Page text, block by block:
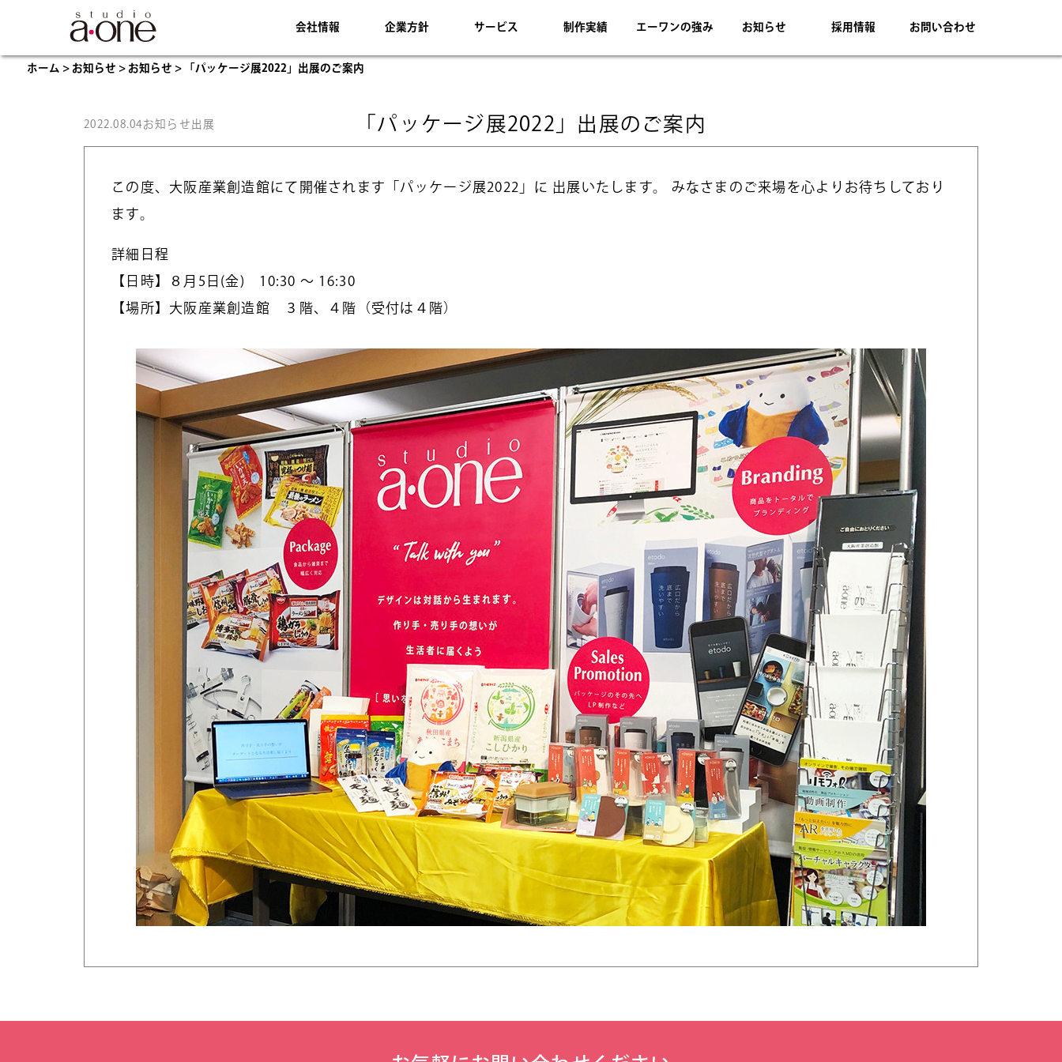
会社情報 企業方針 サービス 制作実績 エーワンの強み お知らせ 採用情報 お問い合わせ
ホーム > お知らせ > お知らせ > 「パッケージ展2022」出展のご案内
2022.08.04 お知らせ 出展 「パッケージ展2022」出展のご案内
この度、大阪産業創造館にて開催されます「パッケージ展2022」に 出展いたします。 みなさまのご来場を心よりお待ちしており
ます。
詳細日程
【日時】８月5日(金) 10:30 ～ 16:30
【場所】大阪産業創造館 ３階、４階（受付は４階）